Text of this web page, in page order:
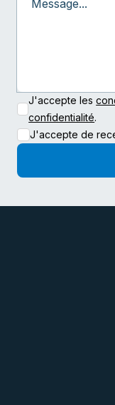
J'accepte les
confidentialité.
J'accepte de